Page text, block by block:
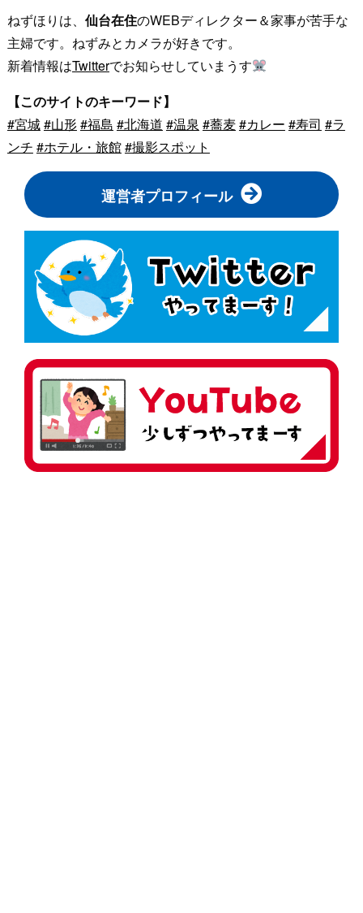
ねずほりは、 仙台在住のWEBディレクター＆家事が苦手な
主婦です。ねずみとカメラが好きです。
新着情報はTwitterでお知らせしていまうす
【このサイトのキーワード】
#宮城#山形#福島 #北海道 #温泉 #蕎麦#カレー #寿司 #ラ
ンチ #ホテル・旅館#撮影スポット
運営者プロフィール